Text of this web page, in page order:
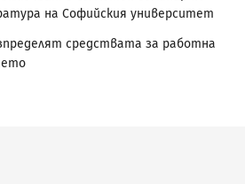
на Софийския университет
средствата за работна